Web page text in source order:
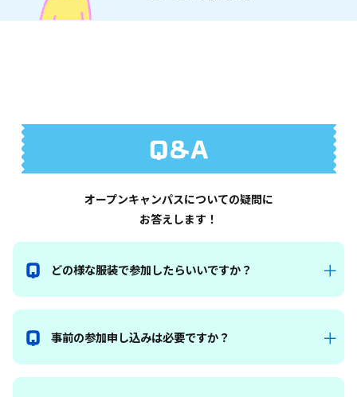
オープンキャンパスについての疑問に
お答えします！
どの様な服装で参加したらいいですか？
事前の参加申し込みは必要ですか？